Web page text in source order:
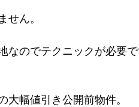
ん。
なのでテクニックが必要
幅値引き公開前物件。